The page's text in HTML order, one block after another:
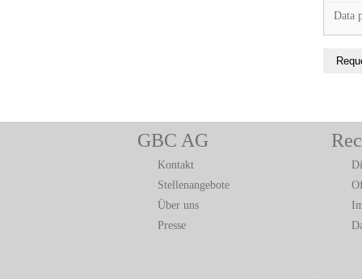
Data
GBC AG
Kontakt
Stellenangebote
Über uns
Presse